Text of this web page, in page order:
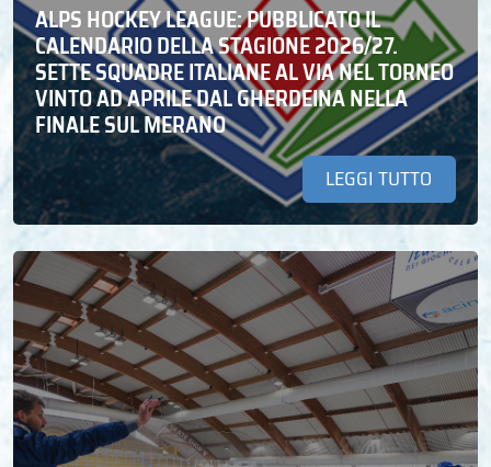
ALPS HOCKEY LEAGUE: PUBBLICATO IL
CALENDARIO DELLA STAGIONE 2026/27.
SETTE SQUADRE ITALIANE AL VIA NEL TORNEO
VINTO AD APRILE DAL GHERDEINA NELLA
FINALE SUL MERANO
LEGGI TUTTO